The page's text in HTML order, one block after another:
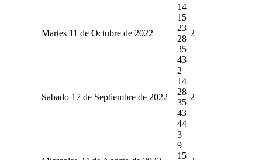
Martes 11 de Octubre de 2022
14
15
23
28
35
43
2
Sabado 17 de Septiembre de 2022
2
14
28
35
43
44
2
3
9
15